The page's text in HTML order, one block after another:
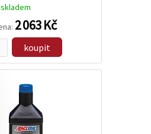
2 063 Kč
koupit